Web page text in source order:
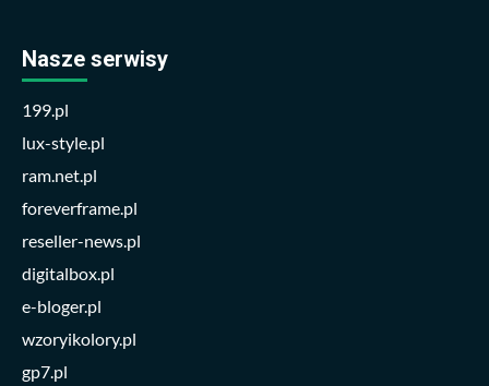
Nasze serwisy
199.pl
lux-style.pl
ram.net.pl
foreverframe.pl
reseller-news.pl
digitalbox.pl
e-bloger.pl
wzoryikolory.pl
gp7.pl